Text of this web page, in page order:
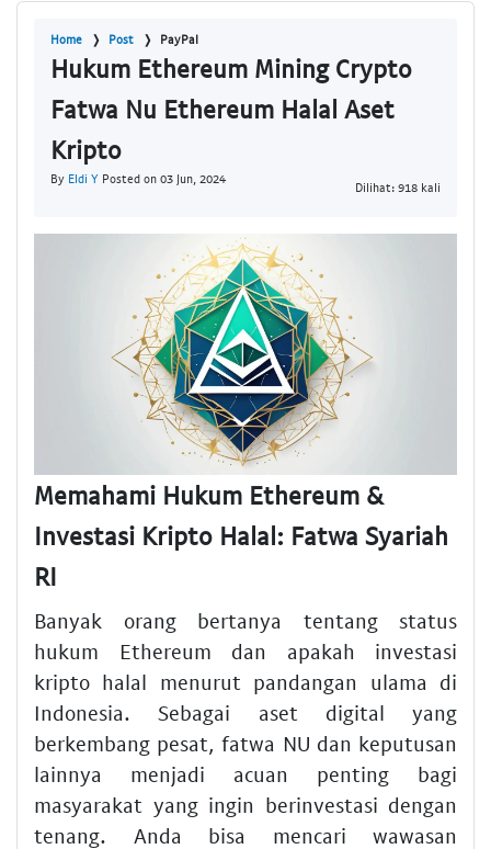
Home Post PayPal
Hukum Ethereum Mining Crypto
Fatwa Nu Ethereum Halal Aset
Kripto
By Eldi Y Posted on 03 Jun, 2024
Dilihat: 918 kali
Memahami Hukum Ethereum &
Investasi Kripto Halal: Fatwa Syariah
RI
Banyak orang bertanya tentang status
hukum Ethereum dan apakah investasi
kripto halal menurut pandangan ulama di
Indonesia. Sebagai aset digital yang
berkembang pesat, fatwa NU dan keputusan
lainnya menjadi acuan penting bagi
masyarakat yang ingin berinvestasi dengan
tenang. Anda bisa mencari wawasan